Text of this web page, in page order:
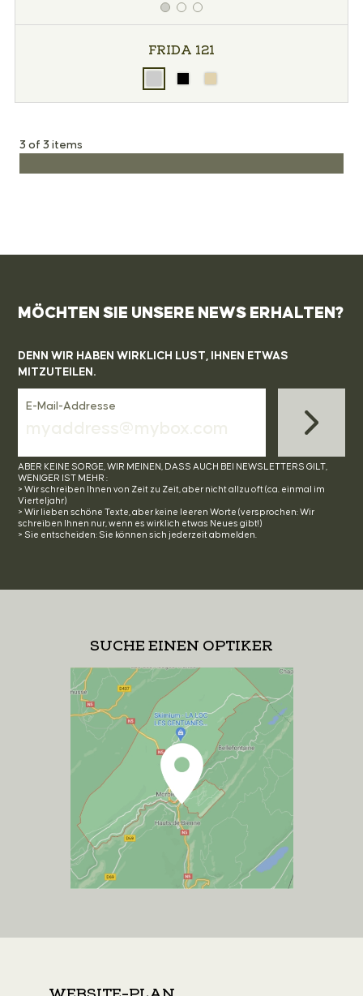
FRIDA 121
3 of 3 items
MÖCHTEN SIE UNSERE NEWS ERHALTEN?
DENN WIR HABEN WIRKLICH LUST, IHNEN ETWAS
MITZUTEILEN.
E-Mail-Addresse
ABER KEINE SORGE, WIR MEINEN, DASS AUCH BEI NEWSLETTERS GILT,
WENIGER IST MEHR :
> Wir schreiben Ihnen von Zeit zu Zeit, aber nicht allzu oft (ca. einmal im
Vierteljahr)
> Wir lieben schöne Texte, aber keine leeren Worte (versprochen: Wir
schreiben Ihnen nur, wenn es wirklich etwas Neues gibt!)
> Sie entscheiden: Sie können sich jederzeit abmelden.
SUCHE EINEN OPTIKER